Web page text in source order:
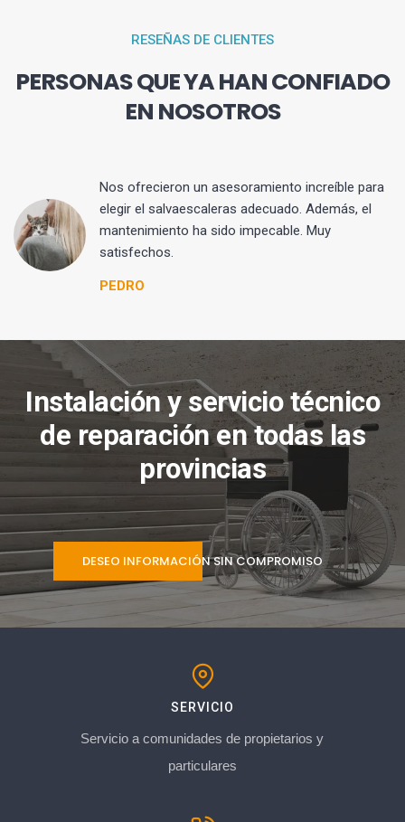
RESEÑAS DE CLIENTES
PERSONAS QUE YA HAN CONFIADO
EN NOSOTROS
Nos ofrecieron un asesoramiento increíble para
elegir el salvaescaleras adecuado. Además, el
mantenimiento ha sido impecable. Muy
satisfechos.
PEDRO
Instalación y servicio técnico
de reparación en todas las
provincias
DESEO INFORMACIÓN SIN COMPROMISO
SERVICIO
Servicio a comunidades de propietarios y
particulares